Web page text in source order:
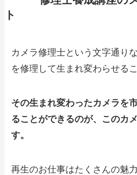
ト
カメラ修理士という文字通り
を修理して生まれ変わらせる
その生まれ変わったカメラを
ることができるのが、このカ
す。
再生のお仕事はたくさんの魅